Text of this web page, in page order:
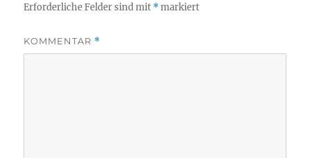
Erforderliche Felder sind mit *markiert
KOMMENTAR *